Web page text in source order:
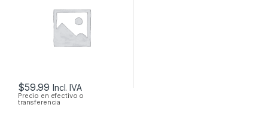
DUAL BAND GIGABIT
SOPORTA POE
$59.99 Incl. IVA
Precio en efectivo o
transferencia